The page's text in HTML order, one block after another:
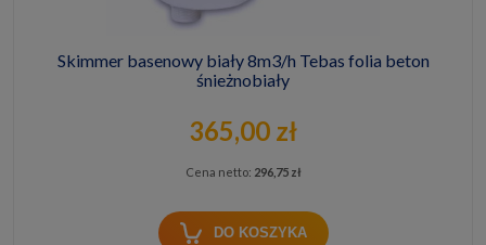
Skimmer basenowy biały 8m3/h Tebas folia beton
śnieżnobiały
365,00 zł
Cena netto: 296,75 zł
DO KOSZYKA